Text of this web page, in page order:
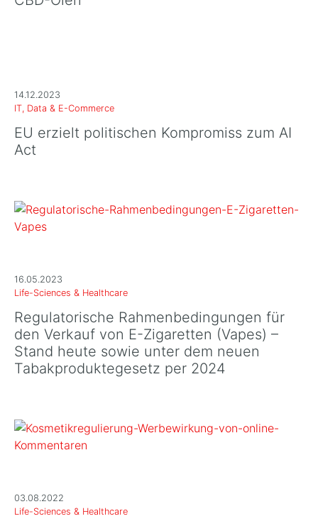
14.12.2023
IT, Data & E-Commerce
EU erzielt politischen Kompromiss zum AI
Act
16.05.2023
Life-Sciences & Healthcare
Regulatorische Rahmenbedingungen für
den Verkauf von E-Zigaretten (Vapes) –
Stand heute sowie unter dem neuen
Tabakproduktegesetz per 2024
03.08.2022
Life-Sciences & Healthcare